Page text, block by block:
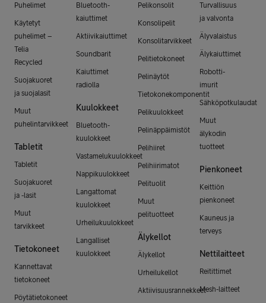
Puhelimet
Käytetyt
puhelimet –
Telia
Recycled
Suojakuoret
ja suojalasit
Muut
puhelintarvikkeet
Tabletit
Tabletit
Suojakuoret
ja -lasit
Muut
tarvikkeet
Tietokoneet
Kannettavat
tietokoneet
Pöytätietokoneet
Bluetooth-
kaiuttimet
Aktiivikaiuttimet
Soundbarit
Kaiuttimet
radiolla
Kuulokkeet
Bluetooth-
kuulokkeet
Vastamelukuulokkeet
Nappikuulokkeet
Langattomat
kuulokkeet
Urheilukuulokkeet
Langalliset
kuulokkeet
Pelikonsolit
Konsolipelit
Konsolitarvikkeet
Pelitietokoneet
Pelinäytöt
Tietokonekomponentit
Pelikuulokkeet
Pelinäppäimistöt
Pelihiiret
Pelihiirimatot
Pelituolit
Muut
pelituotteet
Älykellot
Älykellot
Urheilukellot
Aktiivisuusrannekkeet
Turvallisuus
ja valvonta
Älyvalaistus
Älykaiuttimet
Robotti-
imurit
Sähköpotkulaudat
Muut
älykodin
tuotteet
Pienkoneet
Keittiön
pienkoneet
Kauneus ja
terveys
Nettilaitteet
Reitittimet
Mesh-laitteet